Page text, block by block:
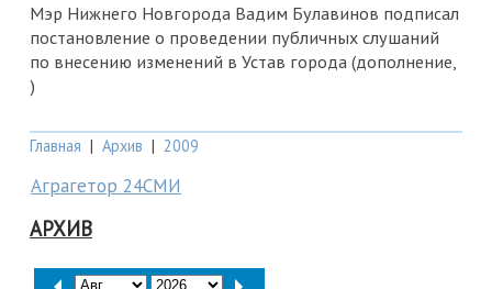
Мэр Нижнего Новгорода Вадим Булавинов подписал
постановление о проведении публичных слушаний
по внесению изменений в Устав города (дополнение,
)
Главная | Архив | 2009
Аграгетор 24СМИ
АРХИВ